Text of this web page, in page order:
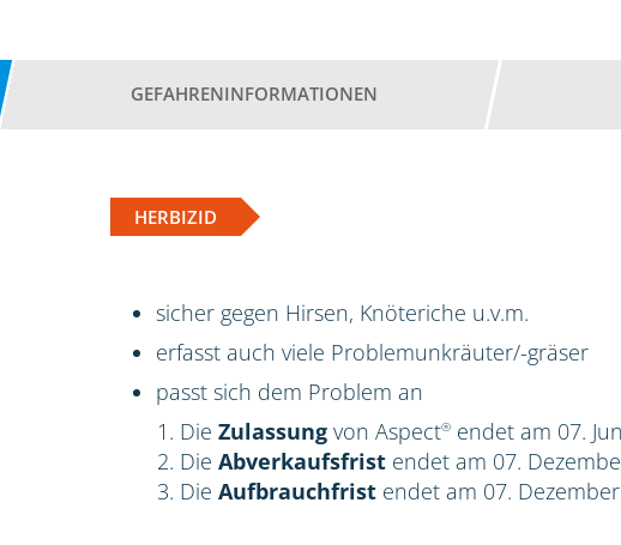
GEFAHRENINFORMATIONEN
HERBIZID
sicher gegen Hirsen, Knöteriche u.v.m.
erfasst auch viele Problemunkräuter/-gräser
passt sich dem Problem an
DieZulassung von Aspect® endet am 07.
DieAbverkaufsfrist endet am 07.
DieAufbrauchfrist endet am 07.